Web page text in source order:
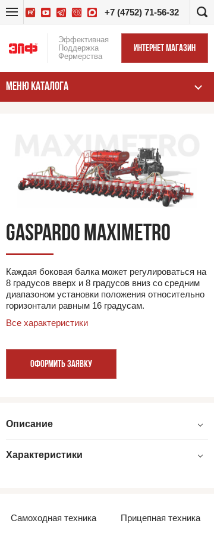
+7 (4752) 71-56-32
Эффективная
Поддержка
Фермерства
ИНТЕРНЕТ МАГАЗИН
МЕНЮ КАТАЛОГА
GASPARDO MAXIMETRO
Каждая боковая балка может регулироваться на
8 градусов вверх и 8 градусов вниз со средним
диапазоном установки положения относительно
горизонтали равным 16 градусам.
Все характеристики
ОФОРМИТЬ ЗАЯВКУ
Описание
Характеристики
Самоходная техника
Прицепная техника